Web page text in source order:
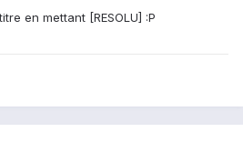
en mettant [RESOLU] :P